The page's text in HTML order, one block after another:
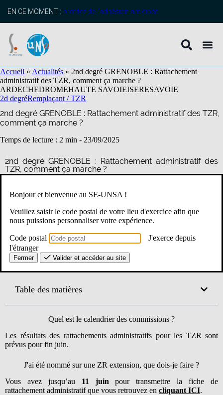
principal
EN CE MOMENT : profitez de l’adhésion anticipée
Accueil » Actualités » 2nd degré GRENOBLE : Rattachement
administratif des TZR, comment ça marche ?
ARDECHEDROMEHAUTE SAVOIEISERESAVOIE
2d degréRemplaçant / TZR
2nd degré GRENOBLE : Rattachement administratif des TZR,
comment ça marche ?
Temps de lecture : 2 min - 23/09/2025
2nd degré GRENOBLE : Rattachement administratif des
TZR, comment ça marche ?
Lors de la période des rattachements administratifs pour les TZR,
dates et les règles à respecter. Pour vous aider, le SE-Unsa fait le
point : calendrier, modalités et conseils pratiques afin que vous
puissiez aborder cette étape sereinement.
Table des matières
Quel est le calendrier des commissions ?
Les résultats des rattachements administratifs pour les TZR sont
prévus pour fin juin.
J'ai été nommé sur une ZR extension, que dois-je faire ?
Vous avez jusqu’au 11 juin pour transmettre la fiche de
rattachement administratif que vous retrouvez en cliquant ICI.
Bonjour et bienvenue au SE-UNSA !
Veuillez saisir le code postal de votre lieu d'exercice afin que
nous puissions personnaliser votre expérience.
Code postal
J'exerce depuis
l'étranger
Fermer Valider et accéder au site